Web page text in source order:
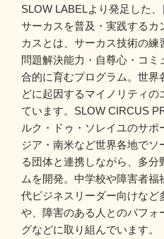
SLOW LABELより発足した
サーカスを普及・実践するカ
カスとは、サーカス技術の練
問題解決能力・自尊心・コ
合的に育むプログラム。世界
どに起因するマイノリティ
ています。SLOW CIRCUS
ルク・ドゥ・ソレイユのサ
ジア・南米など世界各地でソ
る団体と連携しながら、多分
ムを開発。中学校や障害者
代ビジネスリーダー向けなど
や、障害のある人とのパフォ
グなどに取り組んでいます。